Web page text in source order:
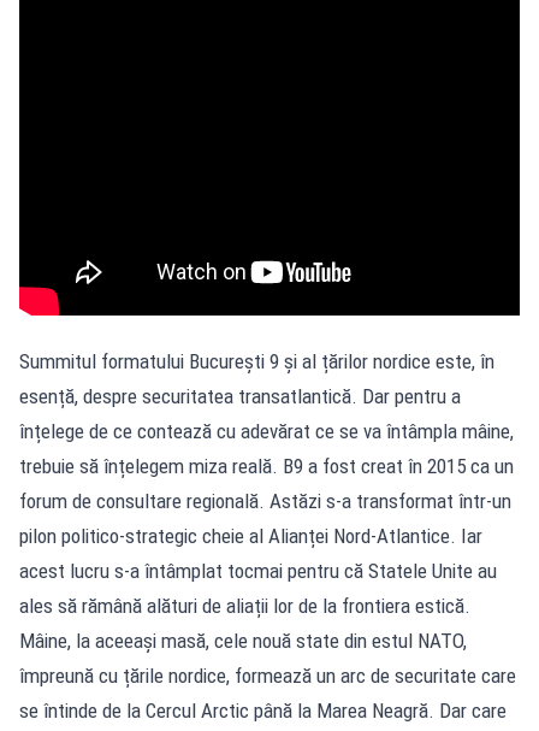
Summitul formatului București 9 și al țărilor nordice este, în
esență, despre securitatea transatlantică. Dar pentru a
înțelege de ce contează cu adevărat ce se va întâmpla mâine,
trebuie să înțelegem miza reală. B9 a fost creat în 2015 ca un
forum de consultare regională. Astăzi s-a transformat într-un
pilon politico‑strategic cheie al Alianței Nord‑Atlantice. Iar
acest lucru s-a întâmplat tocmai pentru că Statele Unite au
ales să rămână alături de aliații lor de la frontiera estică.
Mâine, la aceeași masă, cele nouă state din estul NATO,
împreună cu țările nordice, formează un arc de securitate care
se întinde de la Cercul Arctic până la Marea Neagră. Dar care